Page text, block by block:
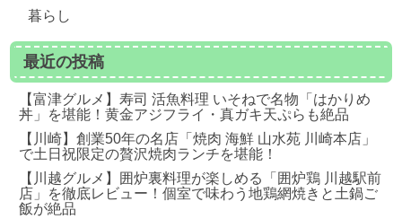
暮らし
最近の投稿
【富津グルメ】寿司 活魚料理 いそねで名物「はかりめ
丼」を堪能！黄金アジフライ・真ガキ天ぷらも絶品
【川崎】創業50年の名店「焼肉 海鮮 山水苑 川崎本店」
で土日祝限定の贅沢焼肉ランチを堪能！
【川越グルメ】囲炉裏料理が楽しめる「囲炉鶏 川越駅前
店」を徹底レビュー！個室で味わう地鶏網焼きと土鍋ご
飯が絶品